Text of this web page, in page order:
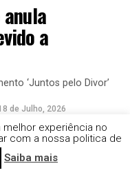
a
‘Juntos pelo Divor’
de Julho, 2026
melhor experiência no
com a nossa politica de
Saiba mais